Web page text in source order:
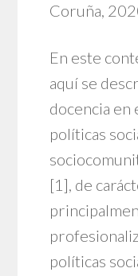
Coruña,
En este
aquí se
docencia
políticas
[1], de
políticas